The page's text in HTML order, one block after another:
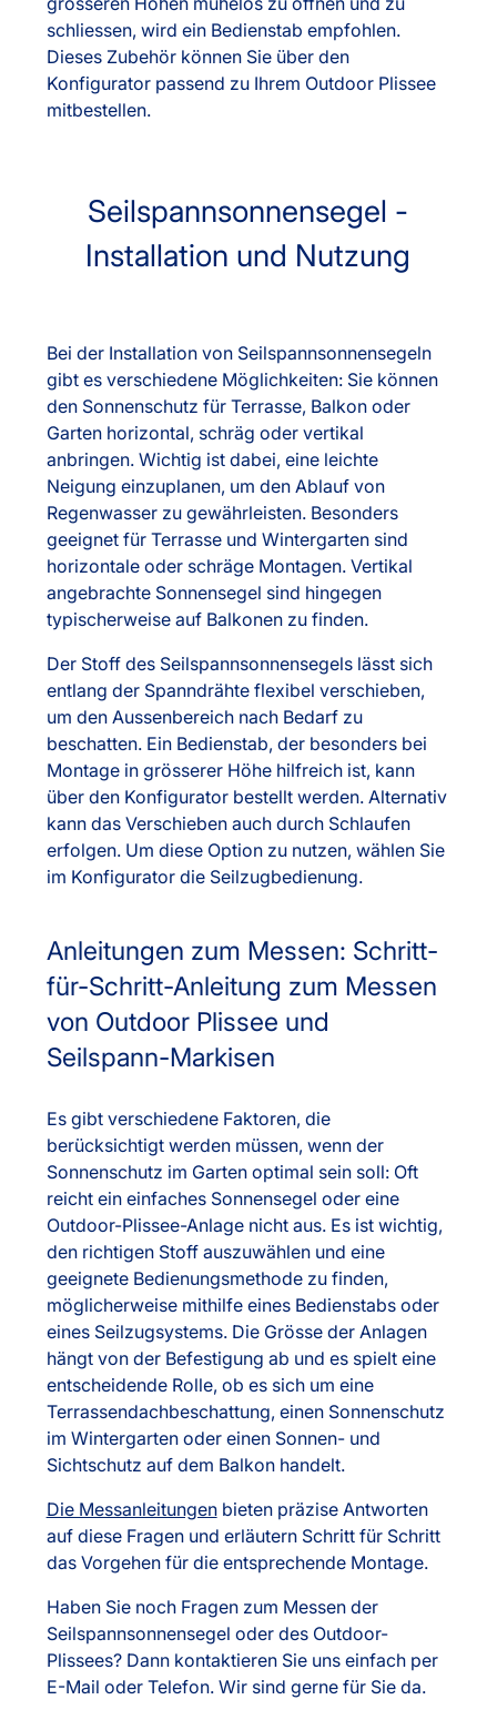
schliessen, wird ein Bedienstab empfohlen.
Dieses Zubehör können Sie über den
Konfigurator passend zu Ihrem Outdoor Plissee
mitbestellen.
Seilspannsonnensegel -
Installation und Nutzung
Bei der Installation von Seilspannsonnensegeln
gibt es verschiedene Möglichkeiten: Sie können
den Sonnenschutz für Terrasse, Balkon oder
Garten horizontal, schräg oder vertikal
anbringen. Wichtig ist dabei, eine leichte
Neigung einzuplanen, um den Ablauf von
Regenwasser zu gewährleisten. Besonders
geeignet für Terrasse und Wintergarten sind
horizontale oder schräge Montagen. Vertikal
angebrachte Sonnensegel sind hingegen
typischerweise auf Balkonen zu finden.
Der Stoff des Seilspannsonnensegels lässt sich
entlang der Spanndrähte flexibel verschieben,
um den Aussenbereich nach Bedarf zu
beschatten. Ein Bedienstab, der besonders bei
Montage in grösserer Höhe hilfreich ist, kann
über den Konfigurator bestellt werden. Alternativ
kann das Verschieben auch durch Schlaufen
erfolgen. Um diese Option zu nutzen, wählen Sie
im Konfigurator die Seilzugbedienung.
Anleitungen zum Messen: Schritt-
für-Schritt-Anleitung zum Messen
von Outdoor Plissee und
Seilspann-Markisen
Es gibt verschiedene Faktoren, die
berücksichtigt werden müssen, wenn der
Sonnenschutz im Garten optimal sein soll: Oft
reicht ein einfaches Sonnensegel oder eine
Outdoor-Plissee-Anlage nicht aus. Es ist wichtig,
den richtigen Stoff auszuwählen und eine
geeignete Bedienungsmethode zu finden,
möglicherweise mithilfe eines Bedienstabs oder
eines Seilzugsystems. Die Grösse der Anlagen
hängt von der Befestigung ab und es spielt eine
entscheidende Rolle, ob es sich um eine
Terrassendachbeschattung, einen Sonnenschutz
im Wintergarten oder einen Sonnen- und
Sichtschutz auf dem Balkon handelt.
Die Messanleitungenbieten präzise Antworten
auf diese Fragen und erläutern Schritt für Schritt
das Vorgehen für die entsprechende Montage.
Haben Sie noch Fragen zum Messen der
Seilspannsonnensegel oder des Outdoor-
Plissees? Dann kontaktieren Sie uns einfach per
E-Mail oder Telefon. Wir sind gerne für Sie da.